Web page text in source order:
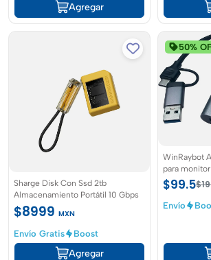
Agregar
Sharge Disk Con Ssd 2tb
Almacenamiento Portátil 10 Gbps
$8999 MXN
Envío Gratis
Boost
Agregar
50%
WinRaybot
para
$99.5
Envío